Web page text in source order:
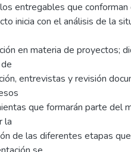
entregables que
inicia con el análisis de la
en materia de proyectos;
entrevistas y revisión
que formarán parte del
la
de las diferentes etapas